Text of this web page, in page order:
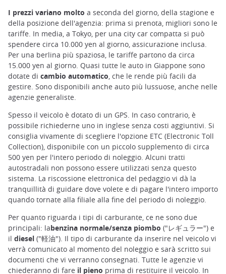
I prezzi variano molto a seconda del giorno, della stagione e
della posizione dell'agenzia: prima si prenota, migliori sono le
tariffe. In media, a Tokyo, per una city car compatta si può
spendere circa 10.000 yen al giorno, assicurazione inclusa.
Per una berlina più spaziosa, le tariffe partono da circa
15.000 yen al giorno. Quasi tutte le auto in Giappone sono
dotate di cambio automatico, che le rende più facili da
gestire. Sono disponibili anche auto più lussuose, anche nelle
agenzie generaliste.
Spesso il veicolo è dotato di un GPS. In caso contrario, è
possibile richiederne uno in inglese senza costi aggiuntivi. Si
consiglia vivamente di scegliere l'opzione ETC (Electronic Toll
Collection), disponibile con un piccolo supplemento di circa
500 yen per l'intero periodo di noleggio. Alcuni tratti
autostradali non possono essere utilizzati senza questo
sistema. La riscossione elettronica del pedaggio vi dà la
tranquillità di guidare dove volete e di pagare l'intero importo
quando tornate alla filiale alla fine del periodo di noleggio.
Per quanto riguarda i tipi di carburante, ce ne sono due
principali: labenzina normale/senza piombo ("レギュラー") e
il diesel ("軽油"). Il tipo di carburante da inserire nel veicolo vi
verrà comunicato al momento del noleggio e sarà scritto sui
documenti che vi verranno consegnati. Tutte le agenzie vi
chiederanno di fare il pieno prima di restituire il veicolo. In